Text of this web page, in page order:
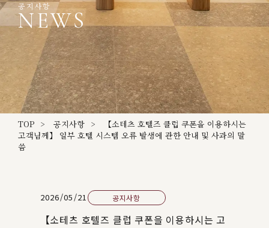
공지사항
NEWS
TOP 공지사항
【소테츠 호텔즈 클럽 쿠폰을 이용하시는
고객님께】 일부 호텔 시스템 오류 발생에 관한 안내 및 사과의 말
씀
2026/05/21 공지사항
【소테츠 호텔즈 클럽 쿠폰을 이용하시는 고